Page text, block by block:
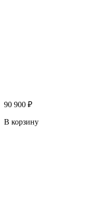
90 900 ₽
В корзину